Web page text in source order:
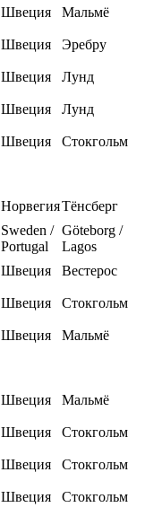
Швеция Мальмё
Швеция Эребру
Швеция Лунд
Швеция Лунд
Швеция Стокгольм
НорвегияТёнсберг
Sweden /
Portugal
Göteborg /
Lagos
Швеция Вестерос
Швеция Стокгольм
Швеция Мальмё
Швеция Мальмё
Швеция Стокгольм
Швеция Стокгольм
Швеция Стокгольм